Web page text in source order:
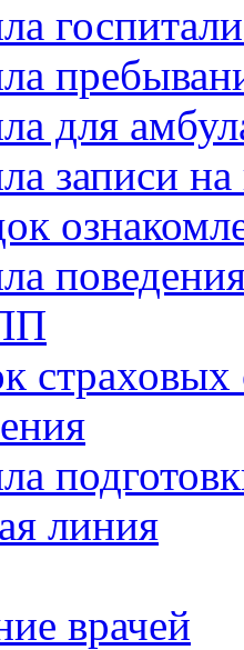
для
записи
страховых
линия
врачей